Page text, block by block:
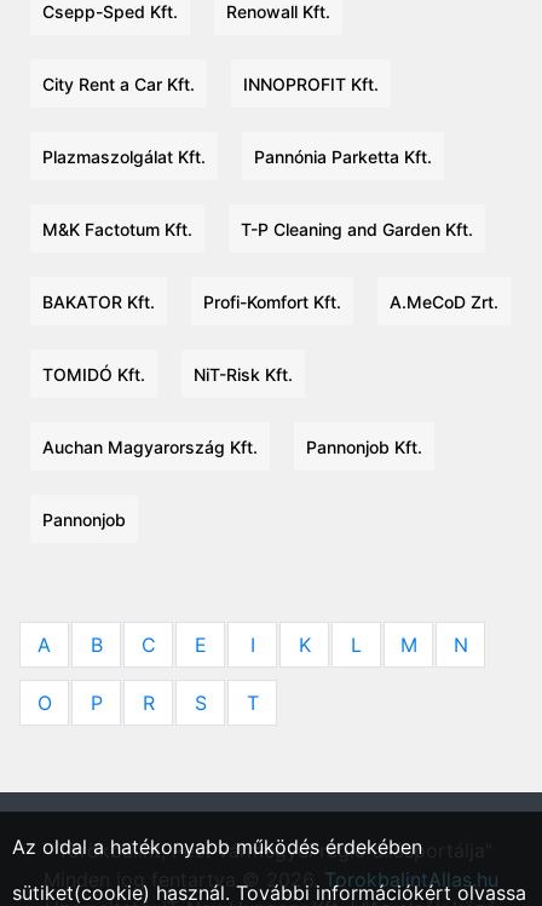
Csepp-Sped Kft. Renowall Kft.
City Rent a Car Kft. INNOPROFIT Kft.
Plazmaszolgálat Kft. Pannónia Parketta Kft.
M&K Factotum Kft. T-P Cleaning and Garden Kft.
BAKATOR Kft. Profi-Komfort Kft. A.MeCoD Zrt.
TOMIDÓ Kft. NiT-Risk Kft.
Auchan Magyarország Kft. Pannonjob Kft.
Pannonjob
A B C E I K L M N
O P R S T
"Törökbálint, Pest vármegyei régió állásportálja"
Minden jog fentartva © 2026. TorokbalintAllas.hu
Az oldal a hatékonyabb működés érdekében
sütiket(cookie) használ. További információkért olvassa